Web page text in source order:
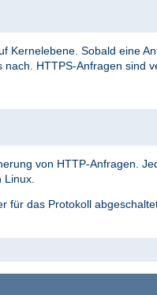
Kernelebene. Sobald eine
HTTPS-Anfragen sind
von HTTP-Anfragen.
für das Protokoll